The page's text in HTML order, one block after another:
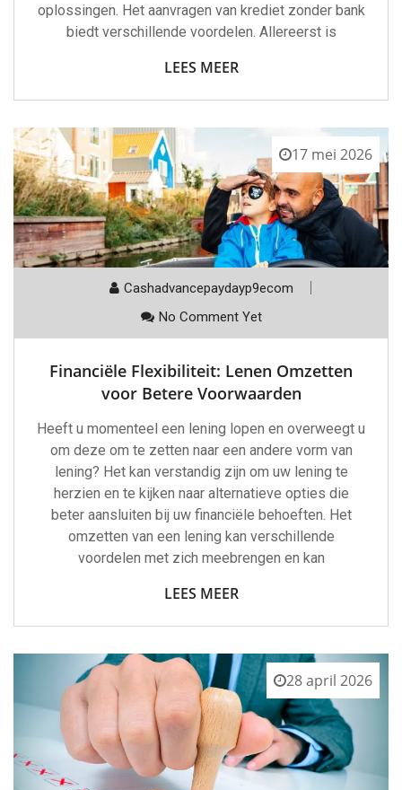
oplossingen. Het aanvragen van krediet zonder bank
biedt verschillende voordelen. Allereerst is
LEES MEER
17 mei 2026
Cashadvancepaydayp9ecom
No Comment Yet
Financiële Flexibiliteit: Lenen Omzetten
voor Betere Voorwaarden
Heeft u momenteel een lening lopen en overweegt u
om deze om te zetten naar een andere vorm van
lening? Het kan verstandig zijn om uw lening te
herzien en te kijken naar alternatieve opties die
beter aansluiten bij uw financiële behoeften. Het
omzetten van een lening kan verschillende
voordelen met zich meebrengen en kan
LEES MEER
28 april 2026